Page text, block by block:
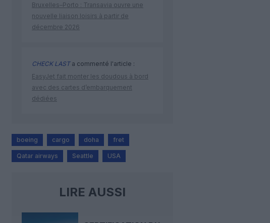
Bruxelles–Porto : Transavia ouvre une
nouvelle liaison loisirs à partir de
décembre 2026
CHECK LASTa commenté l'article :
EasyJet fait monter les doudous à bord
avec des cartes d’embarquement
dédiées
boeing cargo doha fret
Qatar airways Seattle USA
LIRE AUSSI